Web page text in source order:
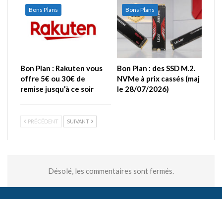
Bons Plans
Bon Plan : Rakuten vous
offre 5€ ou 30€ de
remise jusqu’à ce soir
Bons Plans
Bon Plan : des SSD M.2.
NVMe à prix cassés (maj
le 28/07/2026)
PRÉCÉDENT SUIVANT
Désolé, les commentaires sont fermés.